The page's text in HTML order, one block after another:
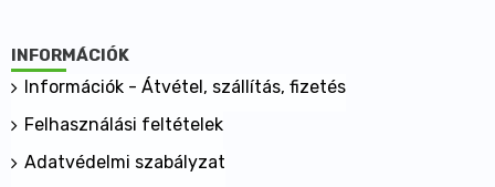
INFORMÁCIÓK
Információk - Átvétel, szállítás, fizetés
Felhasználási feltételek
Adatvédelmi szabályzat